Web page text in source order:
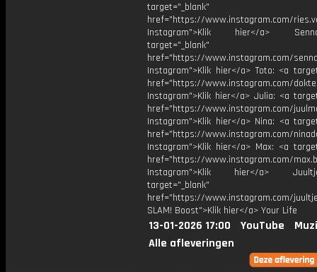
target="_blank"
href="https://www.instagram.com/
Instagram">Klik hier</a>
target="_blank"
href="https://www.instagram.com/
Instagram">Klik hier</a> Toto: <a
href="https://www.instagram.com/
Instagram">Klik hier</a> Julia: <a
href="https://www.instagram.com/
Instagram">Klik hier</a> Nina: <a
href="https://www.instagram.com/
Instagram">Klik hier</a> Max: <a
href="https://www.instagram.com/
Instagram">Klik hier</a>
target="_blank"
href="https://www.instagram.com/
SLAM! Boost">Klik hier</a> Your Life
13-01-2026 17:00 YouTube
Alle afleveringen